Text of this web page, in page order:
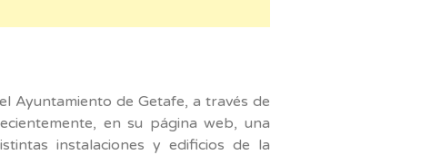
Ayuntamiento de Getafe, a través de
en su página web, una
instalaciones y edificios de la